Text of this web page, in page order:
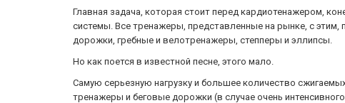
Главная задача, которая стоит перед кардиотенажером,
системы. Все тренажеры, представленные на рынке, с
дорожки, гребные и велотренажеры, степперы и эллипсы.
Но как поется в известной песне, этого мало.
Самую серьезную нагрузку и большее количество
тренажеры и беговые дорожки (в случае очень